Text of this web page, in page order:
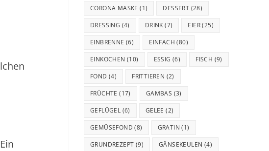
CORONA MASKE (1) DESSERT (28)
DRESSING (4) DRINK (7) EIER(25)
EINBRENNE (6) EINFACH (80)
EINKOCHEN (10) ESSIG (6) FISCH (9)
FOND (4) FRITTIEREN (2)
FRÜCHTE (17) GAMBAS (3)
GEFLÜGEL (6) GELEE (2)
GEMÜSEFOND (8) GRATIN (1)
GRUNDREZEPT (9) GÄNSEKEULEN (4)